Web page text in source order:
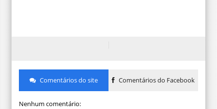
Comentários do site Comentários do Facebook
Nenhum comentário: